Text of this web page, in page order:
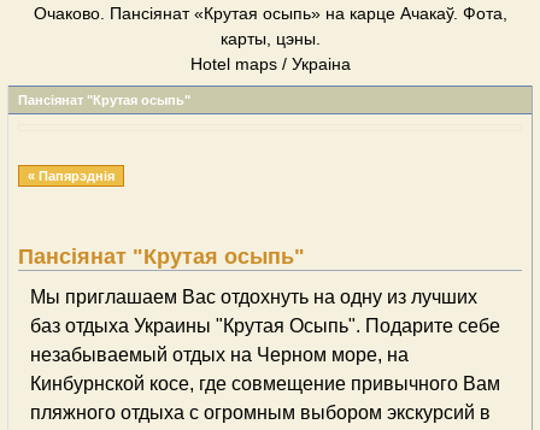
Очаково. Пансіянат «Крутая осыпь» на карце Ачакаў. Фота,
карты, цэны.
Hotel maps / Украіна
Пансіянат "Крутая осыпь"
« Папярэднія
Пансіянат "Крутая осыпь"
Мы приглашаем Вас отдохнуть на одну из лучших
баз отдыха Украины "Крутая Осыпь". Подарите себе
незабываемый отдых на Черном море, на
Кинбурнской косе, где совмещение привычного Вам
пляжного отдыха с огромным выбором экскурсий в